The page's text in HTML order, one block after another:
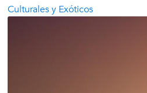
Culturales y Exóticos